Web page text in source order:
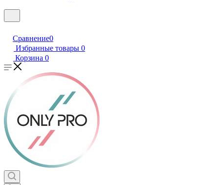
Сравнение0
Избранные товары 0
Корзина 0